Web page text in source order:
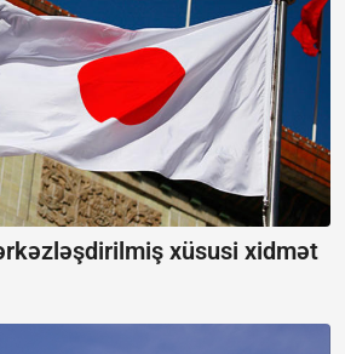
xüsusi xidmət